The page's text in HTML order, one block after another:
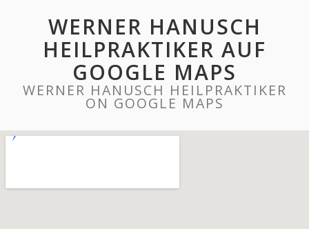
WERNER HANUSCH
HEILPRAKTIKER AUF
GOOGLE MAPS
WERNER HANUSCH HEILPRAKTIKER
ON GOOGLE MAPS